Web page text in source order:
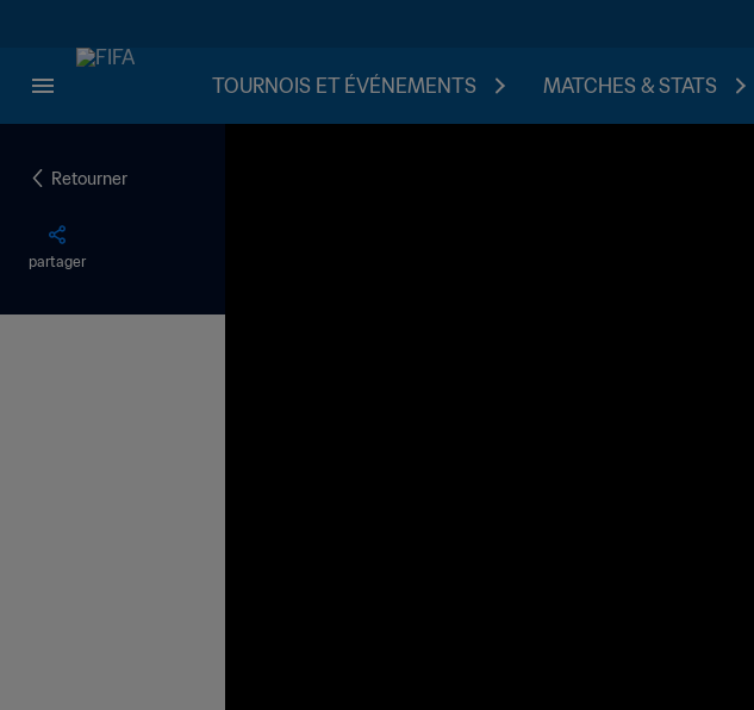
TOURNOIS ET ÉVÉNEMENTS MATCHES & STATS
Retourner
partager